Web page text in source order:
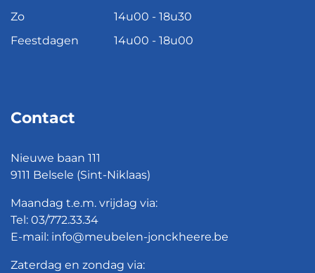
Zo
14u00 - 18u30
Feestdagen
14u00 - 18u00
Contact
Nieuwe baan 111
9111 Belsele (Sint-Niklaas)
Maandag t.e.m. vrijdag via:
Tel: 03/772.33.34
E-mail: info@meubelen-jonckheere.be
Zaterdag en zondag via: